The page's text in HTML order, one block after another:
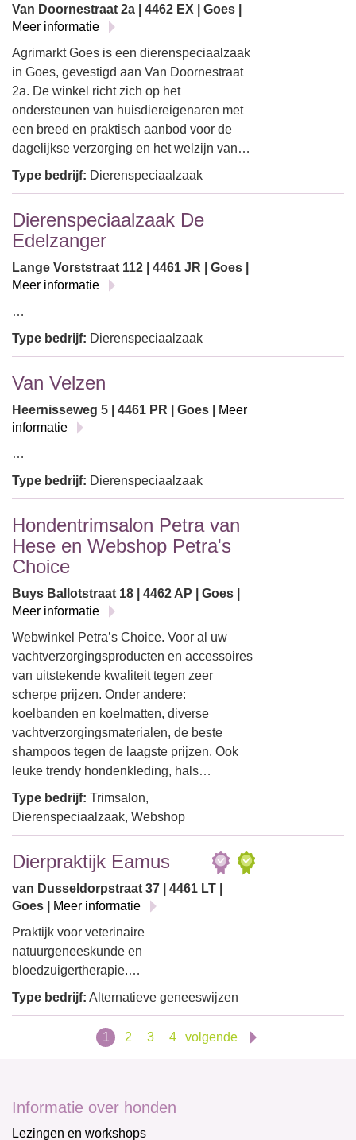
Van Doornestraat 2a | 4462 EX | Goes |
Meer informatie
Agrimarkt Goes is een dierenspeciaalzaak
in Goes, gevestigd aan Van Doornestraat
2a. De winkel richt zich op het
ondersteunen van huisdiereigenaren met
een breed en praktisch aanbod voor de
dagelijkse verzorging en het welzijn van…
Type bedrijf: Dierenspeciaalzaak
Dierenspeciaalzaak De
Edelzanger
Lange Vorststraat 112 | 4461 JR | Goes |
Meer informatie
…
Type bedrijf: Dierenspeciaalzaak
Van Velzen
Heernisseweg 5 | 4461 PR | Goes |
Meer
informatie
…
Type bedrijf: Dierenspeciaalzaak
Hondentrimsalon Petra van
Hese en Webshop Petra's
Choice
Buys Ballotstraat 18 | 4462 AP | Goes |
Meer informatie
Webwinkel Petra’s Choice. Voor al uw
vachtverzorgingsproducten en accessoires
van uitstekende kwaliteit tegen zeer
scherpe prijzen. Onder andere:
koelbanden en koelmatten, diverse
vachtverzorgingsmaterialen, de beste
shampoos tegen de laagste prijzen. Ook
leuke trendy hondenkleding, hals…
Type bedrijf: Trimsalon,
Dierenspeciaalzaak, Webshop
Dierpraktijk Eamus
van Dusseldorpstraat 37 | 4461 LT |
Goes |
Meer informatie
Praktijk voor veterinaire
natuurgeneeskunde en
bloedzuigertherapie.…
Type bedrijf: Alternatieve geneeswijzen
1 2 3 4 volgende
Informatie over honden
Lezingen en workshops